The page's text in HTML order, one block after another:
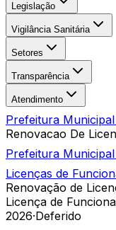
Legislação
Vigilância Sanitária
Setores
Transparência
Atendimento
Prefeitura
Renovacao De
Prefeitura
Licenças de
Renovação de
Licença de
2026·Deferido